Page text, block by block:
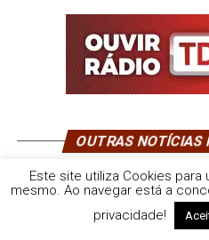
OUTRAS NOTÍCIAS
Universidade
conectividade
Este site utiliza Cookies
mesmo. Ao navegar está a
privacidade!